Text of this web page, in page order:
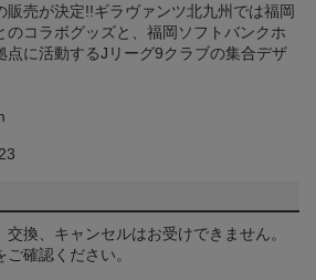
販売が決定!!ギラヴァンツ北九州では福岡
のコラボグッズと、福岡ソフトバンクホ
点に活動するJリーグ9クラブの集合デザ
換、キャンセルはお受けできません。
ご確認ください。